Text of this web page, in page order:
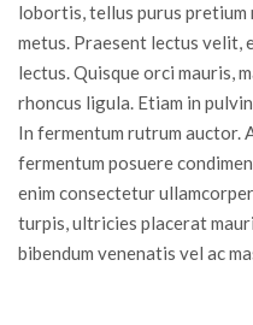
lobortis, tellus purus pretium
metus. Praesent lectus velit,
lectus. Quisque orci mauris,
rhoncus ligula. Etiam in
In fermentum rutrum auctor.
fermentum posuere
enim consectetur
turpis, ultricies placerat
bibendum venenatis vel ac